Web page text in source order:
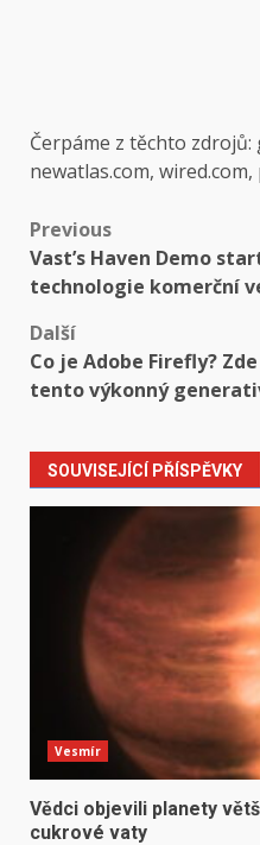
Čerpáme z těchto zdrojů:
newatlas.com, wired.com,
Post
navigation
Previous
Vast’s Haven Demo
technologie komerční
Další
Co je Adobe Firefly?
tento výkonný
SOUVISEJÍCÍ PŘÍSPĚVKY
Vesmír
Vědci objevili planety
cukrové vaty